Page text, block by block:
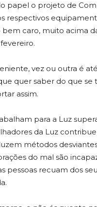
papel o projeto de
respectivos
caro, muito acima
vez ou outra é
quer saber do que se
assim.
para a Luz
da Luz
métodos
do mal são
pessoas recuam dos